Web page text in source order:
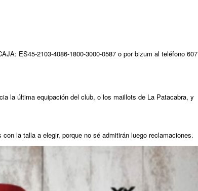
ES45-2103-4086-1800-3000-0587 o por bizum al teléfono 607
la última equipación del club, o los maillots de La Patacabra, y
la talla a elegir, porque no sé admitirán luego reclamaciones.